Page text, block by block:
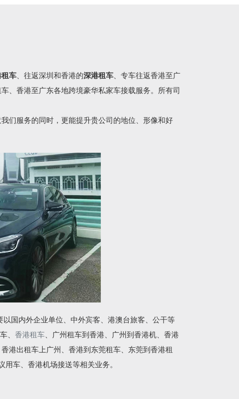
租车 、往返深圳和香港的深港租车 、专车往返香港至广
车、香港至广东各地跨境豪华私家车接载服务。所有司
们服务的同时，更能提升贵公司的地位、形像和好
国内外企业单位、中外宾客、港澳台旅客、公干等
、 香港租车 、广州租车到香港、广州到香港机、香港
港出租车上广州、香港到东莞租车、东莞到香港租
车、香港机场接送等相关业务。